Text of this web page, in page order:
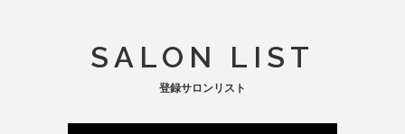
SALON LIST
登録サロンリスト